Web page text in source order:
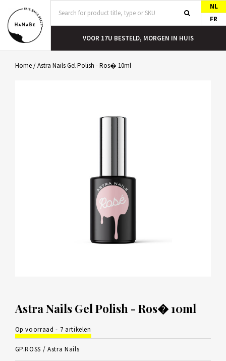
NL
FR
VOOR 17U BESTELD, MORGEN IN HUIS
Home/Astra Nails Gel Polish - Ros� 10ml
Astra Nails Gel Polish - Ros� 10ml
Op voorraad - 7 artikelen
GP.ROSS /Astra Nails